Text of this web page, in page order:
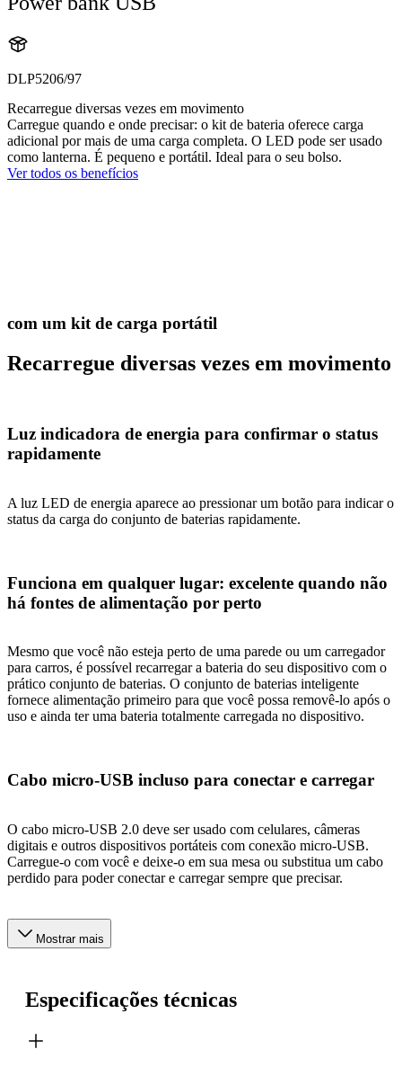
DLP5206/97
Recarregue diversas vezes em movimento
Carregue quando e onde precisar: o kit de bateria oferece carga
adicional por mais de uma carga completa. O LED pode ser usado
como lanterna. É pequeno e portátil. Ideal para o seu bolso.
Ver todos os benefícios
com um kit de carga portátil
Recarregue diversas vezes em movimento
Luz indicadora de energia para confirmar o status
rapidamente
A luz LED de energia aparece ao pressionar um botão para indicar o
status da carga do conjunto de baterias rapidamente.
Funciona em qualquer lugar: excelente quando não
há fontes de alimentação por perto
Mesmo que você não esteja perto de uma parede ou um carregador
para carros, é possível recarregar a bateria do seu dispositivo com o
prático conjunto de baterias. O conjunto de baterias inteligente
fornece alimentação primeiro para que você possa removê-lo após o
uso e ainda ter uma bateria totalmente carregada no dispositivo.
Cabo micro-USB incluso para conectar e carregar
O cabo micro-USB 2.0 deve ser usado com celulares, câmeras
digitais e outros dispositivos portáteis com conexão micro-USB.
Carregue-o com você e deixe-o em sua mesa ou substitua um cabo
perdido para poder conectar e carregar sempre que precisar.
Mostrar mais
Especificações técnicas